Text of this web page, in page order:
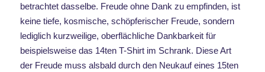
betrachtet dasselbe. Freude ohne Dank zu empfinden, ist
keine tiefe, kosmische, schöpferischer Freude, sondern
lediglich kurzweilige, oberflächliche Dankbarkeit für
beispielsweise das 14ten T-Shirt im Schrank. Diese Art
der Freude muss alsbald durch den Neukauf eines 15ten